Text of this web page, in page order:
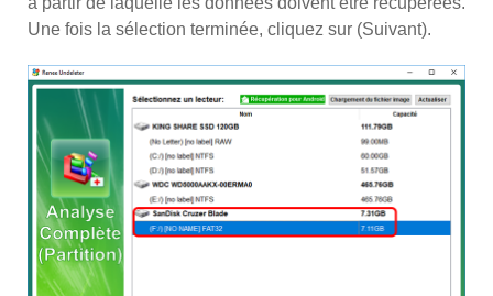
Une fois la sélection terminée, cliquez sur (Suivant).